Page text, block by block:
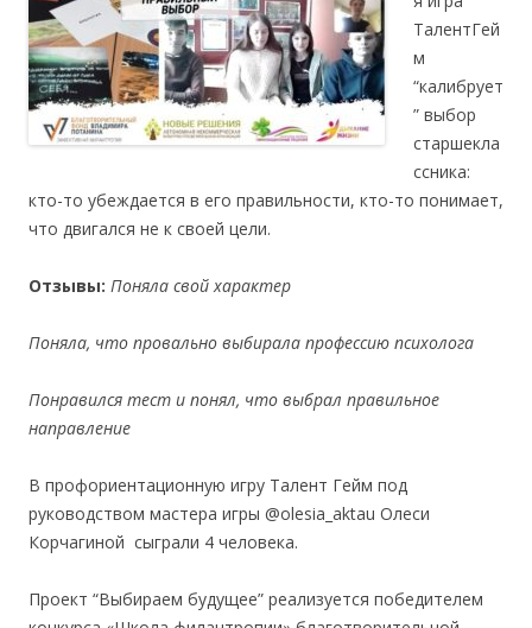
ТалентГей
м
“калибрует
” выбор
старшекла
ссника:
кто-то убеждается в его правильности, кто-то понимает,
что двигался не к своей цели.
Отзывы: Поняла свой характер
Поняла, что провально выбирала профессию психолога
Понравился тест и понял, что выбрал правильное
направление
В профориентационную игру Талент Гейм под
руководством мастера игры @olesia_aktau Олеси
Корчагиной сыграли 4 человека.
Проект “Выбираем будущее” реализуется победителем